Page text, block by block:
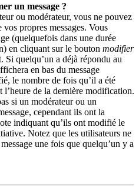
un message ?
ou modérateur, vous ne pouvez
propres messages. Vous
(quelquefois dans une durée
en cliquant sur le bouton modifier
Si quelqu’un a déjà répondu au
en bas du message
le nombre de fois qu’il a été
l’heure de la dernière modification.
si un modérateur ou un
cependant ils ont la
indiquant qu’ils ont modifié le
Notez que les utilisateurs ne
une fois que quelqu’un y a